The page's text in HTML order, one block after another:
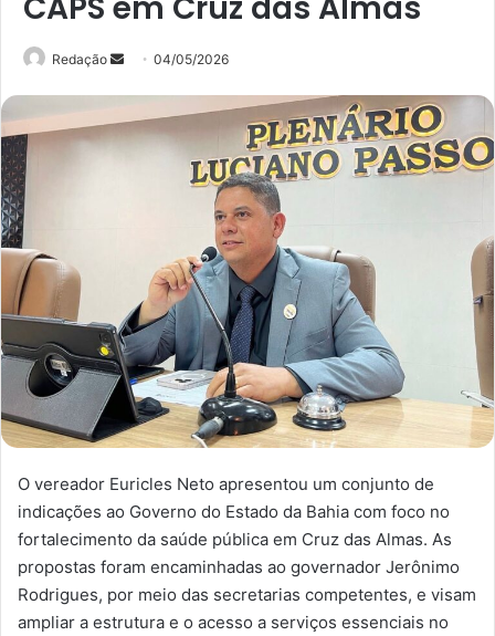
Redação
Mande
mail
04/05/2026
O vereador Euricles Neto apresentou um conjunto de
indicações ao Governo do Estado da Bahia com foco no
fortalecimento da saúde pública em Cruz das Almas. As
propostas foram encaminhadas ao governador Jerônimo
Rodrigues, por meio das secretarias competentes, e visam
ampliar a estrutura e o acesso a serviços essenciais no